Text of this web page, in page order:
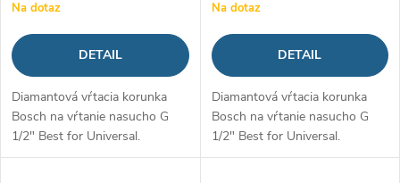
Na dotaz
DETAIL
Diamantová vŕtacia korunka
Bosch na vŕtanie nasucho G
1/2" Best for Universal.
Na dotaz
DETAIL
Diamantová vŕtacia korunka
Bosch na vŕtanie nasucho G
1/2" Best for Universal.